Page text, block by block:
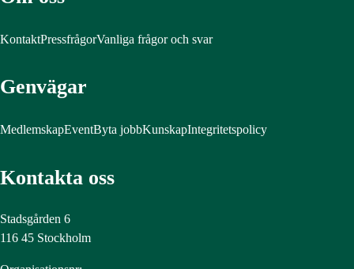
KontaktPressfrågorVanliga frågor och svar
Genvägar
MedlemskapEventByta jobbKunskapIntegritetspolicy
Kontakta oss
Stadsgården 6
116 45 Stockholm